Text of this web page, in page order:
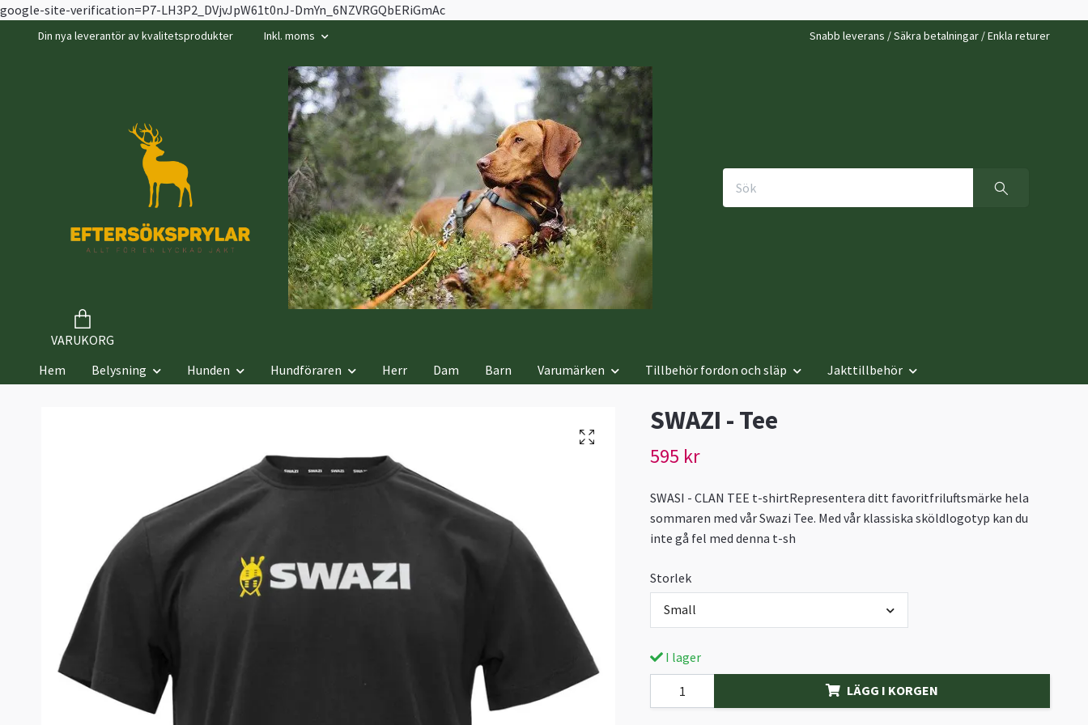
google-site-verification=P7-LH3P2_DVjvJpW61t0nJ-DmYn_6NZVRGQbERiGmAc
Din nya leverantör av kvalitetsprodukter Inkl. moms Snabb leverans / Säkra betalningar / Enkla returer
VARUKORG
Hem
Belysning Hunden Hundföraren Herr Dam Barn Varumärken Tillbehör fordon och släp Jakttillbehör
SWAZI - Tee
595 kr
SWASI - CLAN TEE t-shirtRepresentera ditt favoritfriluftsmärke hela
sommaren med vår Swazi Tee. Med vår klassiska sköldlogotyp kan du
inte gå fel med denna t-sh
Storlek
Small
I lager
LÄGG I KORGEN